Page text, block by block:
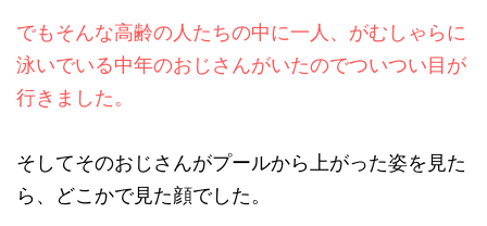
でもそんな高齢の人たちの中に一人、がむしゃらに
泳いでいる中年のおじさんがいたのでついつい目が
行きました。
そしてそのおじさんがプールから上がった姿を見た
ら、どこかで見た顔でした。